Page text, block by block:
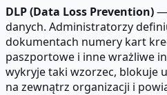
DLP (Data Loss Prevention)—
danych. Administratorzy
dokumentach numery kart
paszportowe i inne wrażliwe
wykryje taki wzorzec, blokuje
na zewnątrz organizacji i